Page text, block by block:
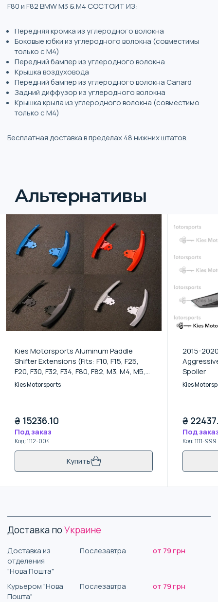
F80 и F82 BMW M3 & M4 СОСТОИТ ИЗ:
Передняя кромка из углеродного волокна
Боковые юбки из углеродного волокна (совместимы
только с M4)
Передний бампер из углеродного волокна
Крышка воздуховода
Передний бампер из углеродного волокна Canard
Задний диффузор из углеродного волокна
Крышка крыла из углеродного волокна (совместимо
только с M4)
Бесплатная доставка в пределах 48 нижних штатов.
Альтернативы
Kies Motorsports Aluminum Paddle
Shifter Extensions (Fits: F10, F15, F25,
F20, F30, F32, F34, F80, F82, M3, M4, M5,
M6) - Royal Blue
Kies Motorsports
₴ 15236.10
Под заказ
Код:1112-004
Купить
2015-
Spoiler
Kies
₴
Под
Код:1111-999
Доставка поУкраине
Доставка из
отделения
"Нова Пошта"
Послезавтра от 79 грн
Курьером "Нова
Пошта"
Послезавтра от 79 грн